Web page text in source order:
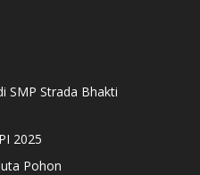
SMP Strada Bhakti
2025
Pohon